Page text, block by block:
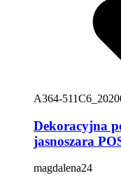
A364-
Dekoracyjna
jasnoszara
magdalena24